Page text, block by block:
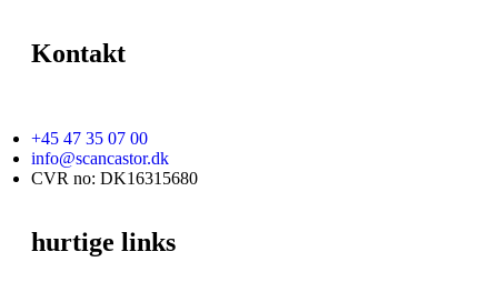
Kontakt
+45 47 35 07 00
info@scancastor.dk
CVR no: DK16315680
hurtige links